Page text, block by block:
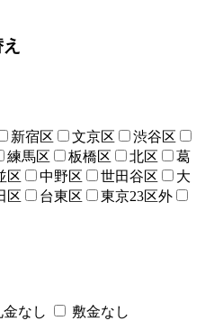
新宿区 文京区
渋谷区
練馬区 板橋区 北区
葛
区 中野区 世田谷区
大
区 台東区
東京23区外
金なし 敷金なし